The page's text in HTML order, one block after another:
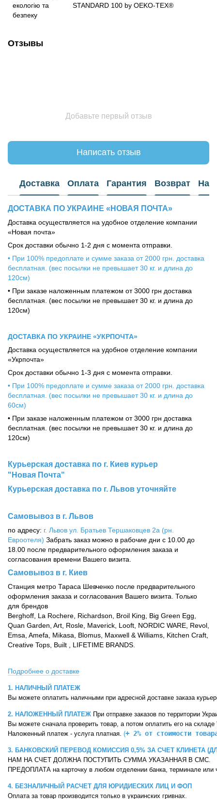
екологію та
безпеку
STANDARD 100 by OEKO-TEX®
Отзывы
Добавьте первый отзыв
Написать отзыв
Доставка Оплата Гарантия Возврат
ДОСТАВКА ПО УКРАИНЕ «НОВАЯ ПОЧТА»
Доставка осуществляется на удобное отделение компании
«Новая почта»
Срок доставки обычно 1-2 дня с момента отправки.
• При 100% предоплате и сумме заказа от 2000 грн. доставка
бесплатная. (вес посылки не превышает 30 кг. и длина до
120см)
• При заказе наложенным платежом от 3000 грн доставка
бесплатная. (вес посылки не превышает 30 кг. и длина до
120см)
ДОСТАВКА ПО УКРАИНЕ «УКРПОЧТА»
Доставка осуществляется на удобное отделение компании
«Укрпочта»
Срок доставки обычно 1-3 дня с момента отправки.
• При 100% предоплате и сумме заказа от 2000 грн. доставка
бесплатная. (вес посылки не превышает 30 кг. и длина до
60см)
• При заказе наложенным платежом от 3000 грн доставка
бесплатная. (вес посылки не превышает 30 кг. и длина до
120см)
Курьерская доставка по г. Киев курьер
"Новая Почта"
Курьерская доставка по г. Львов уточняйте
Самовывоз в г. Львов
по адресу: г. Львов ул. Братьев Тершаковцев 2а (рн.
Евроотеля) Забрать заказ можно в рабочие дни с 10.00 до
18.00 после предварительного оформления заказа и
согласования времени Вашего визита.
Самовывоз в г. Киев
Станция метро Тараса Шевченко после предварительного
оформления заказа и согласования Вашего визита. Только
для брендов
Berghoff, La Rochere, Richardson, Broil King, Big Green Egg,
Quan Garden, Art, Rosle, Maverick, Looft, NORDIC WARE, Revol,
Emsa, Amefa, Mikasa, Blomus, Maxwell & Williams, Kitchen Craft,
Creative Tops, Built , LIFETIME BRANDS.
Подробнее о доставке
1. НАЛИЧНЫЙ ПЛАТЕЖ
Вы можете оплатить наличными при адресной доставке заказа
2. НАЛОЖЕННЫЙ ПЛАТЕЖ При отправке заказов по территории
Вы можете сначала проверить товар, а потом оплатить его на
Наложенный платеж - услуга платная. (+ 2% от стоимости
3. БАНКОВСКИЙ ПЕРЕВОД КОМИССИЯ 0,5% ЗА СЧЕТ КЛИНЕТА
НАМ НА СЧЕТ ДОЛЖНА ПОСТУПИТЬ СУММА УКАЗАННАЯ В СМС.
ПРЕДОПЛАТА на карточку в любом отделении банка, терминале или
4. БЕЗНАЛИЧНЫЙ РАСЧЕТ ДЛЯ ЮРИДИЕСКИХ ЛИЦ И ФОП